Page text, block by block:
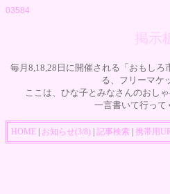
03584
掲示
毎月8,18,28日に開催される「おもし
る、フリーマケ
ここは、ひな子とみなさんのおし
一言書いて行って
HOME お知らせ(3/8) 記事検索 携帯用